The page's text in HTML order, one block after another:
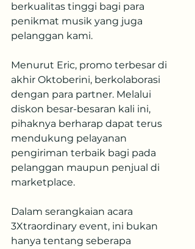
berkualitas tinggi bagi para
penikmat musik yang juga
pelanggan kami.
Menurut Eric, promo terbesar di
akhir Oktoberini, berkolaborasi
dengan para partner. Melalui
diskon besar-besaran kali ini,
pihaknya berharap dapat terus
mendukung pelayanan
pengiriman terbaik bagi pada
pelanggan maupun penjual di
marketplace.
Dalam serangkaian acara
3Xtraordinary event, ini bukan
hanya tentang seberapa